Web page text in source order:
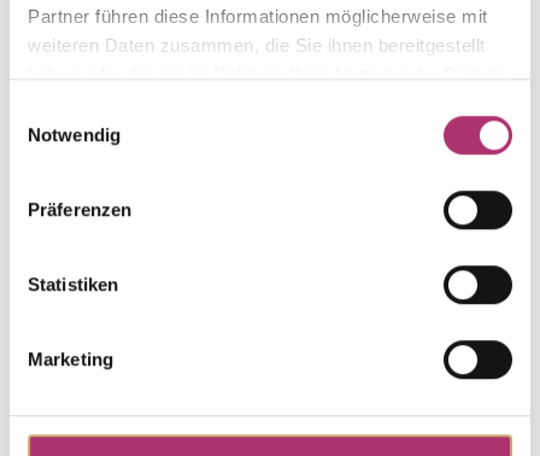
Partner führen diese Informationen möglicherweise mit
weiteren Daten zusammen, die Sie ihnen bereitgestellt
haben oder die sie im Rahmen Ihrer Nutzung der Dienste
Notwendig
Präferenzen
Statistiken
Marketing
Stud Earrings · S4278*
Earring, White Gold, 750/-,fc Diamond
UVP: € 1.469,00
UVP: € 889,00
Ring · S4266*
UVP: € 1.499,00
Stud Earrings · S4278R*